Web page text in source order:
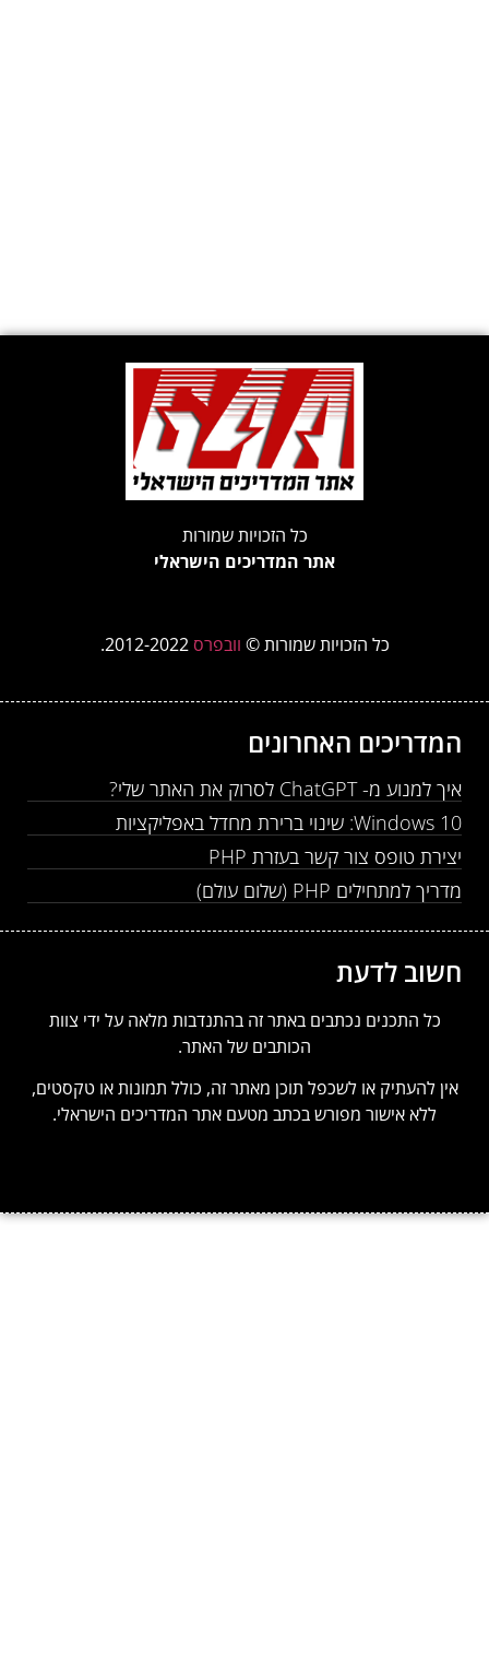
כל הזכויות שמורות
אתר המדריכים הישראלי
כל הזכויות שמורות ©וובפרס2012-2022.
המדריכים האחרונים
איך למנוע מ- ChatGPT לסרוק את האתר שלי?
Windows 10: שינוי ברירת מחדל באפליקציות
יצירת טופס צור קשר בעזרת PHP
מדריך למתחילים PHP (שלום עולם)
חשוב לדעת
כל התכנים נכתבים באתר זה בהתנדבות מלאה על ידי צוות
הכותבים של האתר.
אין להעתיק או לשכפל תוכן מאתר זה, כולל תמונות או טקסטים,
ללא אישור מפורש בכתב מטעם אתר המדריכים הישראלי.